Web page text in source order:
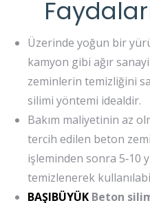
Üzerinde yoğun bir
kamyon gibi ağır
zeminlerin temizliğini
silimi yöntemi idealdir.
Bakım maliyetinin az
tercih edilen beton
işleminden sonra 5‐10
temizlenerek
BAŞIBÜYÜK Beton